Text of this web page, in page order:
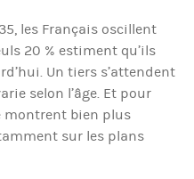
les Français oscillent
20 % estiment qu’ils
Un tiers s’attendent
selon l’âge. Et pour
montrent bien plus
sur les plans